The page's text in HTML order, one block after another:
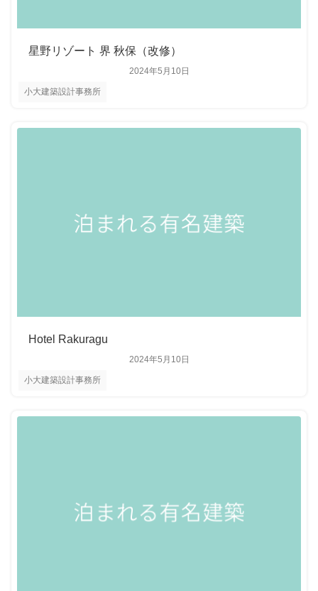
小大建築設計事務所
2024年5月10日
星野リゾート 界 秋保（改修）
小大建築設計事務所
2024年5月10日
Hotel Rakuragu